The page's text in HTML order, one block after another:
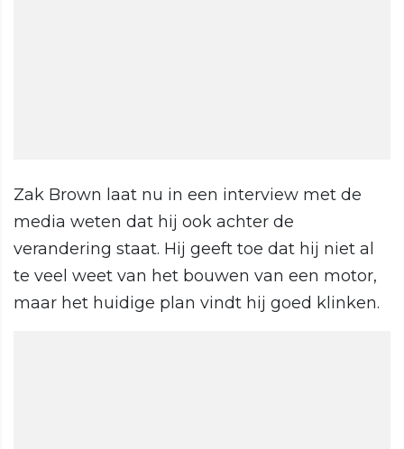
Zak Brown laat nu in een interview met de
media weten dat hij ook achter de
verandering staat. Hij geeft toe dat hij niet al
te veel weet van het bouwen van een motor,
maar het huidige plan vindt hij goed klinken.